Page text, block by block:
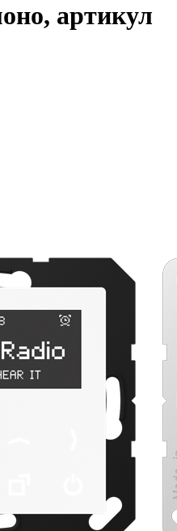
артикул